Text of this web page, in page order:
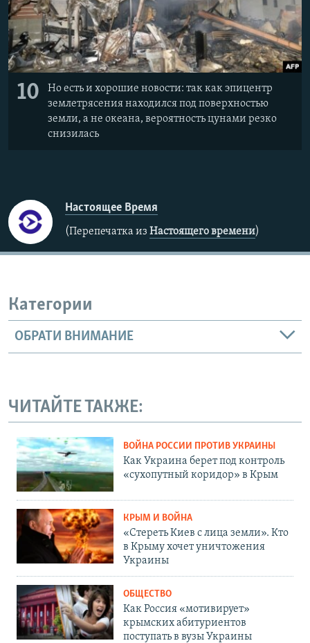
10
Но есть и хорошие новости: так как эпицентр
землетрясения находился под поверхностью
земли, а не океана, вероятность цунами резко
снизилась
Настоящее Время
(Перепечатка из Настоящего времени)
Категории
ОБРАТИ ВНИМАНИЕ
ЧИТАЙТЕ ТАКЖЕ:
ВОЙНА РОССИИ ПРОТИВ УКРАИНЫ
Как Украина берет под контроль
«сухопутный коридор» в Крым
КРЫМ И ВОЙНА
«Стереть Киев с лица земли». Кто
в Крыму хочет уничтожения
Украины
ОБЩЕСТВО
Как Россия «мотивирует»
крымских абитуриентов
поступать в вузы Украины